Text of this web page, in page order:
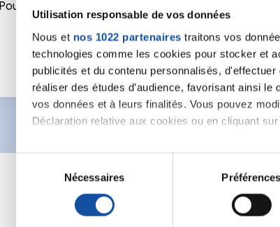
Utilisation responsable de vos données
Nous et nos 1022 partenaires traitons vos
technologies comme les cookies pour stocker et
publicités et du contenu personnalisés,
réaliser des études d’audience, favorisant ainsi
vos données et à leurs finalités. Vous pouvez
Déclaration relative aux cookies ou en cliquant
Si vous le permettez, nous aimerions également :
Collecter des informations sur votre
digitales).
Nécessaires Préférences
Pour écrire un commentaire ou lancer une nouvelle
Se connecter